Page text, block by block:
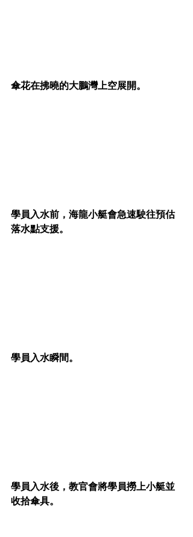
傘花在拂曉的大鵬灣上空展開。
學員入水前，海龍小艇會急速駛往預估
落水點支援。
學員入水瞬間。
學員入水後，教官會將學員撈上小艇並
收拾傘具。